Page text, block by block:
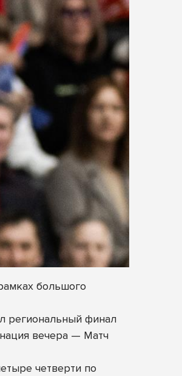
большого
региональный финал
вечера — Матч
четверти по